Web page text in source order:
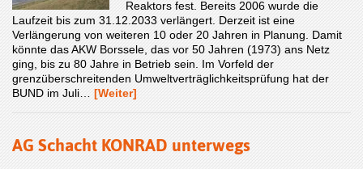
Reaktors fest. Bereits 2006 wurde die
Laufzeit bis zum 31.12.2033 verlängert. Derzeit ist eine
Verlängerung von weiteren 10 oder 20 Jahren in Planung. Damit
könnte das AKW Borssele, das vor 50 Jahren (1973) ans Netz
ging, bis zu 80 Jahre in Betrieb sein. Im Vorfeld der
grenzüberschreitenden Umweltverträglichkeitsprüfung hat der
BUND im Juli… [Weiter]
AG Schacht KONRAD unterwegs